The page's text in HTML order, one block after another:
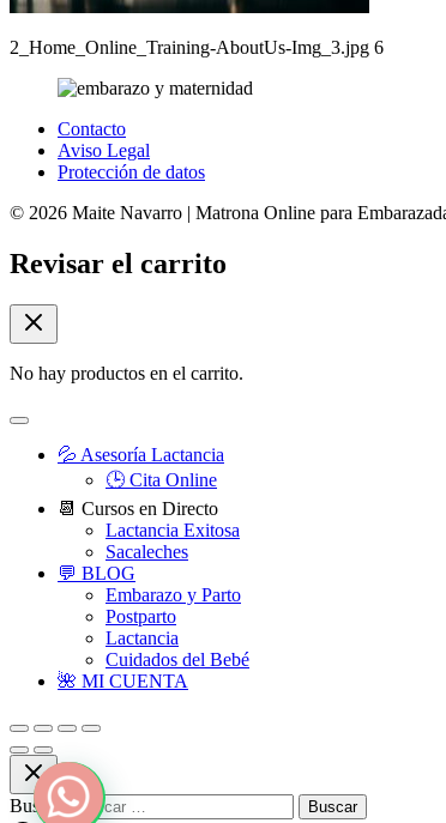
2_Home_Online_Training-AboutUs-Img_3.jpg 6
Contacto
Aviso Legal
Protección de datos
© 2026 Maite Navarro | Matrona Online para
Revisar el carrito
No hay productos en el carrito.
💦 Asesoría Lactancia
🕒 Cita Online
📆 Cursos en Directo
Lactancia Exitosa
Sacaleches
💬 BLOG
Embarazo y Parto
Postparto
Lactancia
Cuidados del Bebé
🌺 MI CUENTA
Buscar: